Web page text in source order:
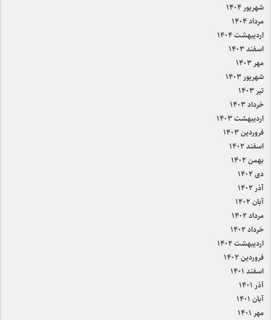
شهریور ۱۴۰۴
مرداد ۱۴۰۴
اردیبهشت ۱۴۰۴
اسفند ۱۴۰۳
مهر ۱۴۰۳
شهریور ۱۴۰۳
تیر ۱۴۰۳
خرداد ۱۴۰۳
اردیبهشت ۱۴۰۳
فروردین ۱۴۰۳
اسفند ۱۴۰۲
بهمن ۱۴۰۲
دی ۱۴۰۲
آذر ۱۴۰۲
آبان ۱۴۰۲
مرداد ۱۴۰۲
خرداد ۱۴۰۲
اردیبهشت ۱۴۰۲
فروردین ۱۴۰۲
اسفند ۱۴۰۱
آذر ۱۴۰۱
آبان ۱۴۰۱
مهر ۱۴۰۱